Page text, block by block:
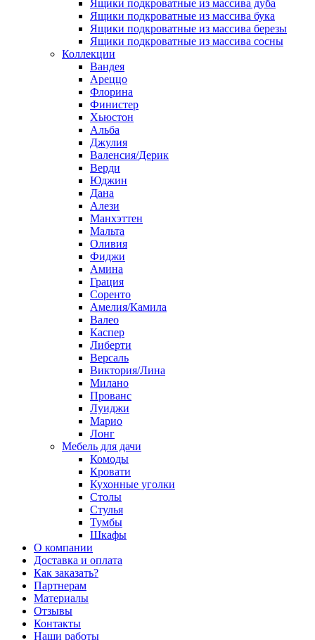
Ящики подкроватные из массива дуба
Ящики подкроватные из массива бука
Ящики подкроватные из массива березы
Ящики подкроватные из массива сосны
Коллекции
Вандея
Ареццо
Флорина
Финистер
Хьюстон
Альба
Джулия
Валенсия/Дерик
Верди
Юджин
Дана
Алези
Манхэттен
Мальта
Оливия
Фиджи
Амина
Грация
Соренто
Амелия/Камила
Валео
Каспер
Либерти
Версаль
Виктория/Лина
Милано
Прованс
Луиджи
Марио
Лонг
Мебель для дачи
Комоды
Кровати
Кухонные уголки
Столы
Стулья
Тумбы
Шкафы
О компании
Доставка и оплата
Как заказать?
Партнерам
Материалы
Отзывы
Контакты
Наши работы